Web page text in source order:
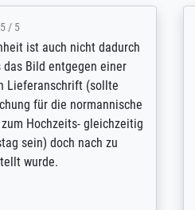
4.8 / 5
Qualität. Man kann sich
lassen, wie z.B.:
Farbe, Helligkeit,
Sehr freundliche
per Mail. Das Bild (ein
sehr gut verpackt -
mit Plastikdeckeln